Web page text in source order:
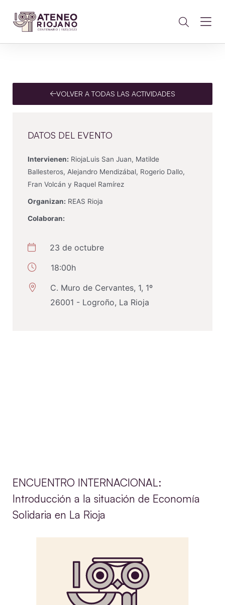
VOLVER A TODAS LAS ACTIVIDADES
DATOS DEL EVENTO
Intervienen: RiojaLuis San Juan, Matilde
Ballesteros, Alejandro Mendizábal, Rogerio Dallo,
Fran Volcán y Raquel Ramírez
Organizan: REAS Rioja
Colaboran:
23 de octubre
18:00h
C. Muro de Cervantes, 1, 1º
26001 - Logroño, La Rioja
ENCUENTRO INTERNACIONAL:
Introducción a la situación de Economía
Solidaria en La Rioja